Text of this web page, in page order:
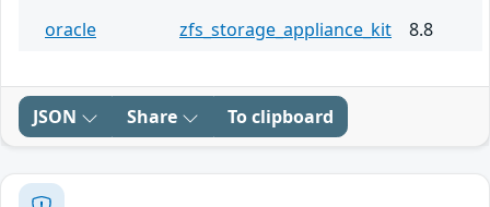
oracle
zfs_storage_appliance_kit 8.8
JSON Share To clipboard